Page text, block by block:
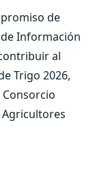
de
Información
al
Trigo 2026,
Agricultores